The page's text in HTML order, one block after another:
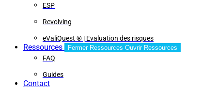
ESP
Revolving
eValiQuest ® | Evaluation des risques
Ressources Fermer Ressources Ouvrir Ressources
FAQ
Guides
Contact